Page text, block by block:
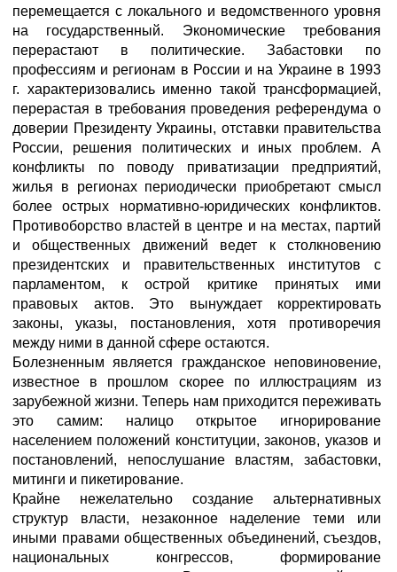
перемещается с локального и ведомственного уровня
на государственный. Экономические требования
перерастают в политические. Забастовки по
профессиям и регионам в России и на Украине в 1993
г. характеризовались именно такой трансформацией,
перерастая в требования проведения референдума о
доверии Президенту Украины, отставки правительства
России, решения политических и иных проблем. А
конфликты по поводу приватизации предприятий,
жилья в регионах периодически приобретают смысл
более острых нормативно-юридических конфликтов.
Противоборство властей в центре и на местах, партий
и общественных движений ведет к столкновению
президентских и правительственных институтов с
парламентом, к острой критике принятых ими
правовых актов. Это вынуждает корректировать
законы, указы, постановления, хотя противоречия
между ними в данной сфере остаются.
Болезненным является гражданское неповиновение,
известное в прошлом скорее по иллюстрациям из
зарубежной жизни. Теперь нам приходится переживать
это самим: налицо открытое игнорирование
населением положений конституции, законов, указов и
постановлений, непослушание властям, забастовки,
митинги и пикетирование.
Крайне нежелательно создание альтернативных
структур власти, незаконное наделение теми или
иными правами общественных объединений, съездов,
национальных конгрессов, формирование